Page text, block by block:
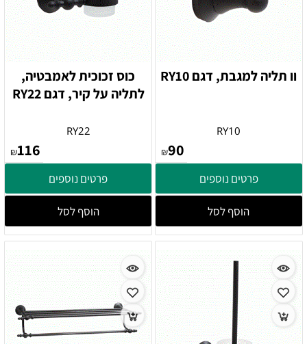
וו תליה למגבת, דגם RY10
RY10
₪90
פרטים נוספים
הוסף לסל
כוס זכוכית לאמבטיה,
לתליה על קיר, דגם RY22
RY22
₪116
פרטים נוספים
הוסף לסל